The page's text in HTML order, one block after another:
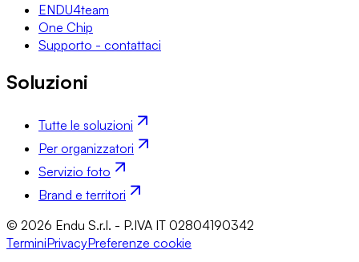
ENDU4team
One Chip
Supporto - contattaci
Soluzioni
Tutte le soluzioni
Per organizzatori
Servizio foto
Brand e territori
© 2026 Endu S.r.l. - P.IVA IT 02804190342
TerminiPrivacyPreferenze cookie